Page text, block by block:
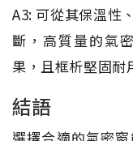
A3: 可從其保溫性
斷，高質量的氣
果，且框析堅固耐
結語
選擇合適的氣密